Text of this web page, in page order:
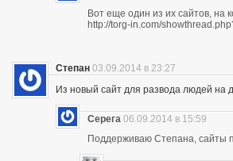
Вот еще один из их сайтов, на
http://torg-in.com/
Степан 03.09.2014 в 23:27
Из новый сайт для развода людей на
Серега 06.09.2014 в 15:59
Поддерживаю Степана, сайты